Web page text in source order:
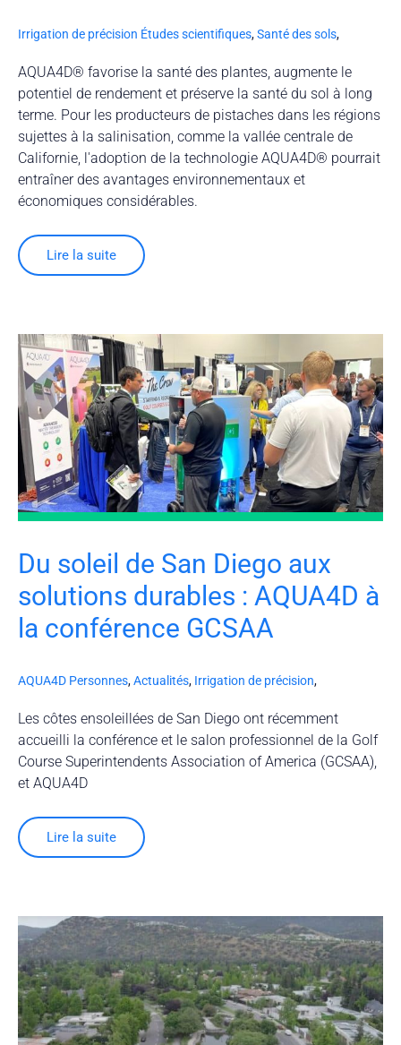
Irrigation de précision Études scientifiques,Santé des sols,
AQUA4D® favorise la santé des plantes, augmente le
potentiel de rendement et préserve la santé du sol à long
terme. Pour les producteurs de pistaches dans les régions
sujettes à la salinisation, comme la vallée centrale de
Californie, l'adoption de la technologie AQUA4D® pourrait
entraîner des avantages environnementaux et
économiques considérables.
Lire la suite
Du soleil de San Diego aux
solutions durables : AQUA4D à
la conférence GCSAA
AQUA4D Personnes,Actualités, Irrigation de précision,
Les côtes ensoleillées de San Diego ont récemment
accueilli la conférence et le salon professionnel de la Golf
Course Superintendents Association of America (GCSAA),
et AQUA4D
Lire la suite